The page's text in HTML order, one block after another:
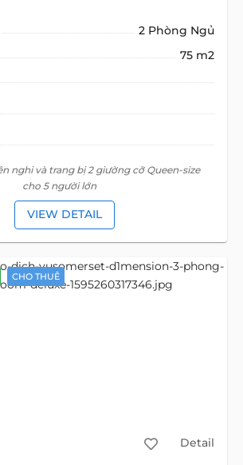
2 Phòng Ngủ
75 m2
nghi và trang bị 2 giường cỡ Queen-size
cho 5 người lớn
VIEW DETAIL
CHO THUÊ
Detail